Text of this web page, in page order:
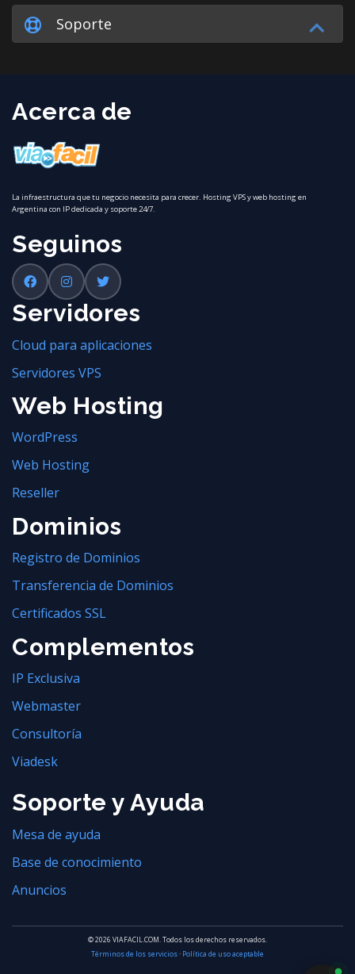
Soporte
Acerca de
La infraestructura que tu negocio necesita para crecer. Hosting VPS y web hosting en
Argentina con IP dedicada y soporte 24/7.
Seguinos
Servidores
Cloud para aplicaciones
Servidores VPS
Web Hosting
WordPress
Web Hosting
Reseller
Dominios
Registro de Dominios
Transferencia de Dominios
Certificados SSL
Complementos
IP Exclusiva
Webmaster
Consultoría
Viadesk
Soporte y Ayuda
Mesa de ayuda
Base de conocimiento
Anuncios
© 2026 VIAFACIL.COM. Todos los derechos reservados.
Términos de los servicios· Política de uso aceptable